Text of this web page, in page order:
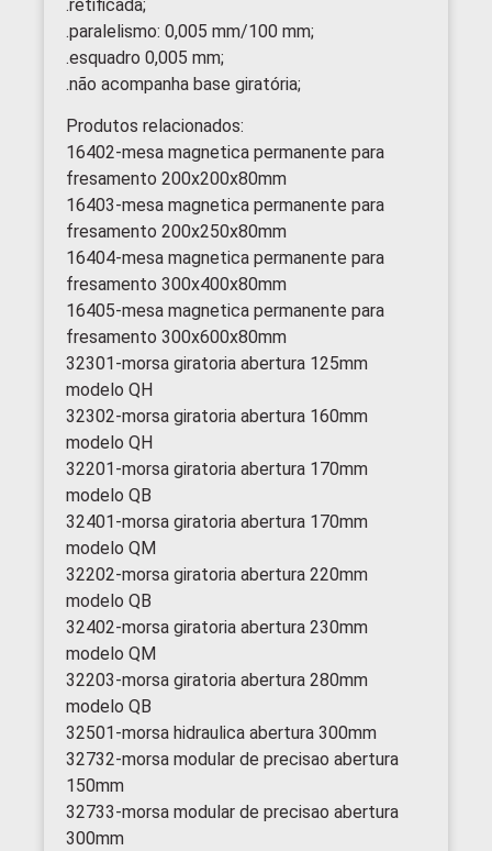
.retificada;
.paralelismo: 0,005 mm/100 mm;
.esquadro 0,005 mm;
.não acompanha base giratória;
Produtos relacionados:
16402-mesa magnetica permanente para
fresamento 200x200x80mm
16403-mesa magnetica permanente para
fresamento 200x250x80mm
16404-mesa magnetica permanente para
fresamento 300x400x80mm
16405-mesa magnetica permanente para
fresamento 300x600x80mm
32301-morsa giratoria abertura 125mm
modelo QH
32302-morsa giratoria abertura 160mm
modelo QH
32201-morsa giratoria abertura 170mm
modelo QB
32401-morsa giratoria abertura 170mm
modelo QM
32202-morsa giratoria abertura 220mm
modelo QB
32402-morsa giratoria abertura 230mm
modelo QM
32203-morsa giratoria abertura 280mm
modelo QB
32501-morsa hidraulica abertura 300mm
32732-morsa modular de precisao abertura
150mm
32733-morsa modular de precisao abertura
300mm